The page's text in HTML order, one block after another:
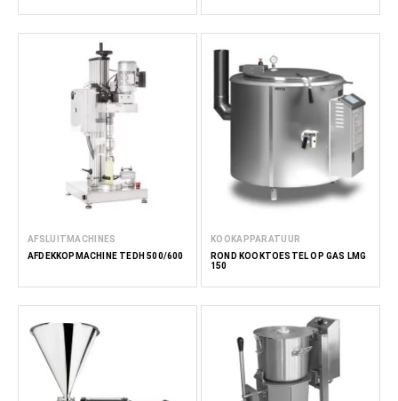
AFSLUITMACHINES
AFDEKKOPMACHINE TEDH 500/600
KOOKAPPARATUUR
ROND KOOKTOESTEL OP GAS LMG
150